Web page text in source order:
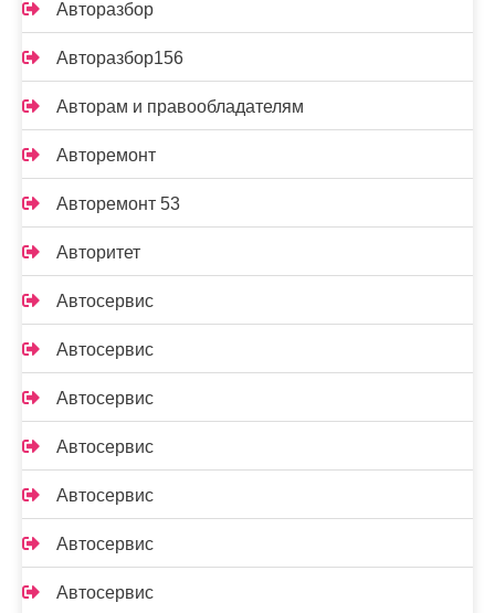
Авторазбор
Авторазбор156
Авторам и правообладателям
Авторемонт
Авторемонт 53
Авторитет
Автосервис
Автосервис
Автосервис
Автосервис
Автосервис
Автосервис
Автосервис